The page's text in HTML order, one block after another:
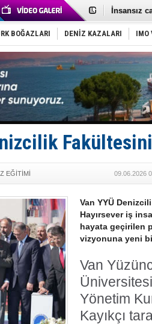
Yüzyıl
Anadolu
Derince,
Tüpraş,
İTU AUV,
LNG
PROYAD,
Türkiye-
Türk
Deniz
DÖDER,
BOĞAZLARI DENİZ KAZALARI IMO
EĞİTİMİ 09.06.2026
Van YYÜ
Hayırsever iş
hayata geçirilen
vizyonuna yeni
Van
Yönetim
Kayıkçı